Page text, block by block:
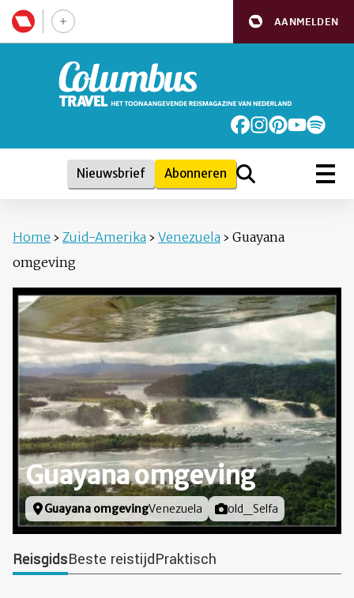
AANMELDEN
Nieuwsbrief Abonneren
Home › Zuid-Amerika › Venezuela › Guayana
omgeving
Guayana omgeving
Locatie
Guayana omgevingVenezuela Foto door
old_Selfa
ReisgidsBeste reistijdPraktisch